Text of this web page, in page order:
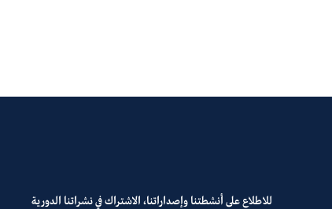
للاطلاع على أنشطتنا وإصداراتنا، الاشتراك في نشراتنا الدورية